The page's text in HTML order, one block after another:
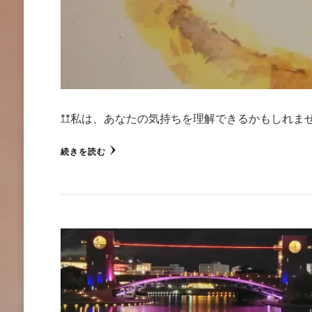
**私は、あなたの気持ちを理解できるかもしれま
続きを読む